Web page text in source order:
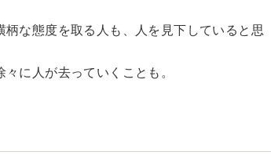
な態度を取る人も、人を見下していると思
に人が去っていくことも。